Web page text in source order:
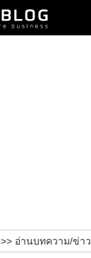
>> อ่านบทความ/ข่าว